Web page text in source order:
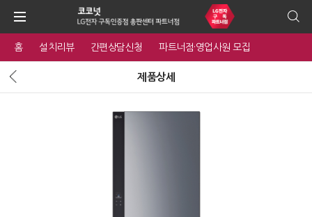
홈 설치리뷰 간편상담신청 파트너점·영업사원 모집
제품상세